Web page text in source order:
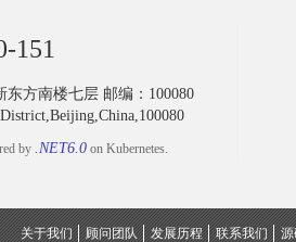
151
方南楼七层 邮编：100080
by .NET6.0 on Kubernetes.
关于我们 顾问团队 发展历程 联系我们